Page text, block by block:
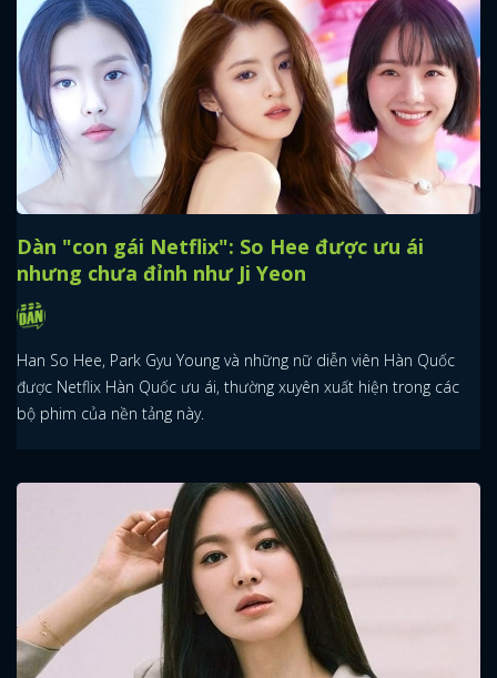
Dàn "con gái Netflix": So Hee được ưu ái
nhưng chưa đỉnh như Ji Yeon
Han So Hee, Park Gyu Young và những nữ diễn viên Hàn Quốc
được Netflix Hàn Quốc ưu ái, thường xuyên xuất hiện trong các
bộ phim của nền tảng này.